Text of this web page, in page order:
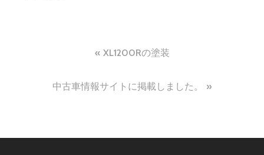
ゲ
XL1200Rの塗装
中古車情報サイトに掲載しました。